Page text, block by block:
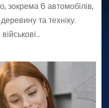
зокрема 6 автомобілів,
та техніку.